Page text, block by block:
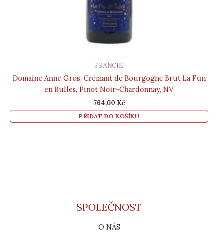
FRANCIE
Domaine Anne Gros, Crémant de Bourgogne Brut La Fun
en Bulles, Pinot Noir-Chardonnay, NV
764,00 Kč
PŘIDAT DO KOŠÍKU
SPOLEČNOST
O NÁS